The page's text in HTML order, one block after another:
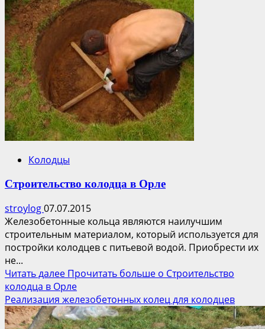
Колодцы
Строительство колодца в Орле
stroylog07.07.2015
Железобетонные кольца являются наилучшим
строительным материалом, который используется для
постройки колодцев с питьевой водой. Приобрести их
не...
Читать далее Прочитать больше о Строительство
колодца в Орле
Реализация железобетонных колец для колодцев